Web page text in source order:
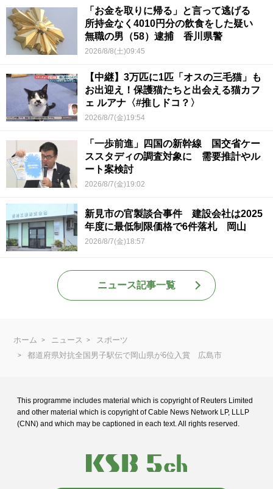
「お金を取りに帰る」と言って逃げる
所持金なく4010円分の飲食をした疑い
無職の男（58）逮捕 香川県警
2026/8/8(土)09:45
【中継】3万匹に1匹「オスの三毛猫」も
お出迎え！保護猫たちと出会える猫カフ
ェ ルアナ〈#推しドコ？〉
2026/8/7(金)19:54
「一歩前進」四国の新幹線 国交省ケー
ススタディの調査対象に 需要推計やル
ート案検討
2026/8/7(金)19:02
新見市の官製談合事件 建設会社は2025
年度に最低制限価格で6件落札 岡山
2026/8/7(金)18:57
ニュース記事一覧
ホーム ニュース
スポーツ
都道府県対抗全国男子駅伝で岡山県が6位入賞 広島市
This programme includes material which is copyright of Reuters Limited
and other material which is copyright of Cable News Network LP, LLLP
(CNN) and which may be captioned in each text. All rights reserved.